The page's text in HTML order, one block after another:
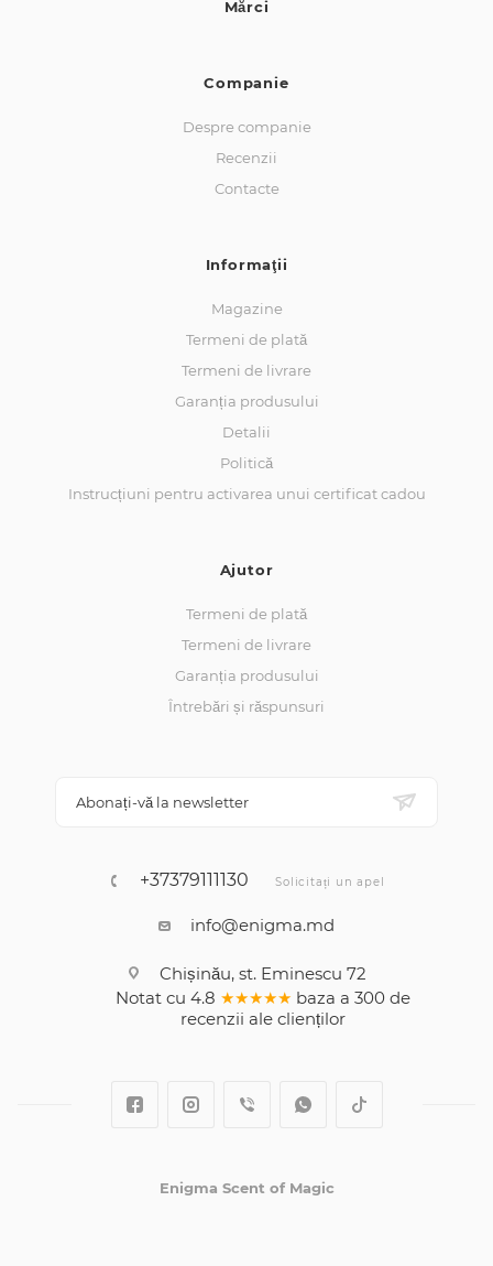
Mărci
Companie
Despre companie
Recenzii
Contacte
Informaţii
Magazine
Termeni de plată
Termeni de livrare
Garanția produsului
Detalii
Politică
Instrucțiuni pentru activarea unui certificat cadou
Ajutor
Termeni de plată
Termeni de livrare
Garanția produsului
Întrebări și răspunsuri
Abonați-vă la newsletter
+37379111130 Solicitați un apel
info@enigma.md
Chișinău, st. Eminescu 72
Notat cu 4.8 ★★★★★ baza a 300 de
recenzii ale clienților
Enigma Scent of Magic